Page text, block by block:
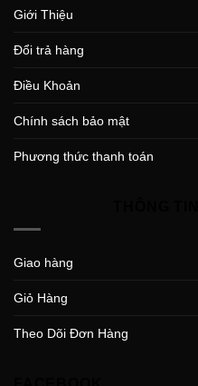
Giới Thiệu
Đổi trả hàng
Điều Khoản
Chính sách bảo mật
Phương thức thanh toán
Giao hàng
Giỏ Hàng
Theo Dõi Đơn Hàng